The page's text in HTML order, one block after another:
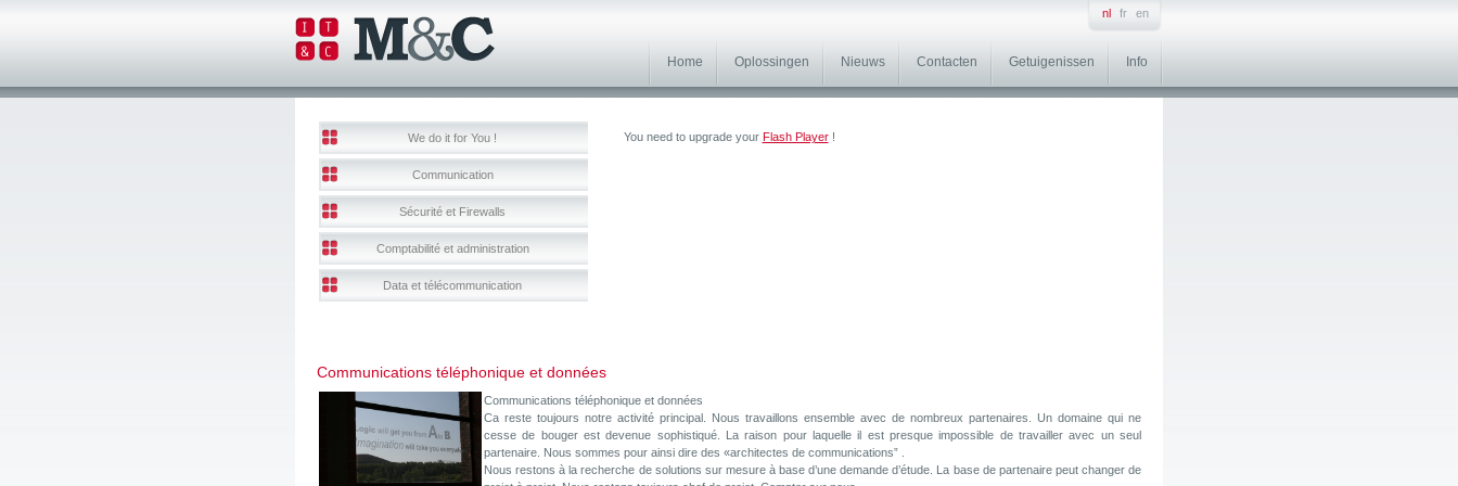
nl fr en
Info
Getuigenissen
Contacten
Nieuws
Oplossingen
Home
We do it for You !
Communication
Sécurité et Firewalls
Comptabilité et administration
Data et télécommunication
You need to upgrade your Flash Player!
Communications téléphonique et données
Communications téléphonique et données
Ca reste toujours notre activité principal. Nous travaillons ensemble avec de nombreux partenaires. Un domaine qui ne
cesse de bouger est devenue sophistiqué. La raison pour laquelle il est presque impossible de travailler avec un seul
partenaire. Nous sommes pour ainsi dire des «architectes de communications” .
Nous restons à la recherche de solutions sur mesure à base d’une demande d’étude. La base de partenaire peut changer de